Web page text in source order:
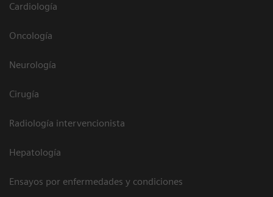
Cardiología
Oncología
Neurología
Cirugía
Radiología intervencionista
Hepatología
Ensayos por enfermedades y condiciones